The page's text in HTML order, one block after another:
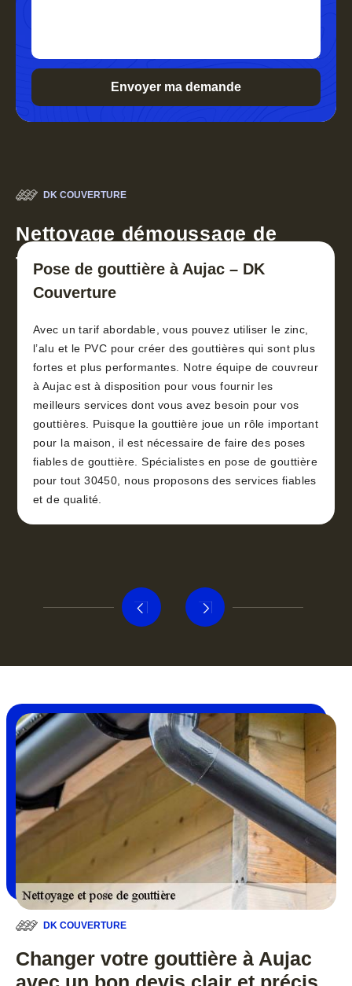
DK COUVERTURE
Nettoyage démoussage de
toiture 30
Pose de gouttière à Aujac – DK
Couverture
Avec un tarif abordable, vous pouvez utiliser le zinc,
l’alu et le PVC pour créer des gouttières qui sont plus
fortes et plus performantes. Notre équipe de couvreur
à Aujac est à disposition pour vous fournir les
meilleurs services dont vous avez besoin pour vos
gouttières. Puisque la gouttière joue un rôle important
pour la maison, il est nécessaire de faire des poses
fiables de gouttière. Spécialistes en pose de gouttière
pour tout 30450, nous proposons des services fiables
et de qualité.
DK COUVERTURE
Changer votre gouttière à Aujac